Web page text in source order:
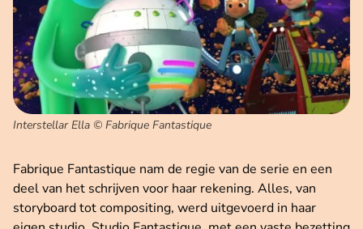
Interstellar Ella © Fabrique Fantastique
Fabrique Fantastique nam de regie van de serie en een
deel van het schrijven voor haar rekening. Alles, van
storyboard tot compositing, werd uitgevoerd in haar